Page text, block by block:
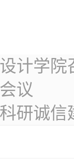
计学院
议
研诚